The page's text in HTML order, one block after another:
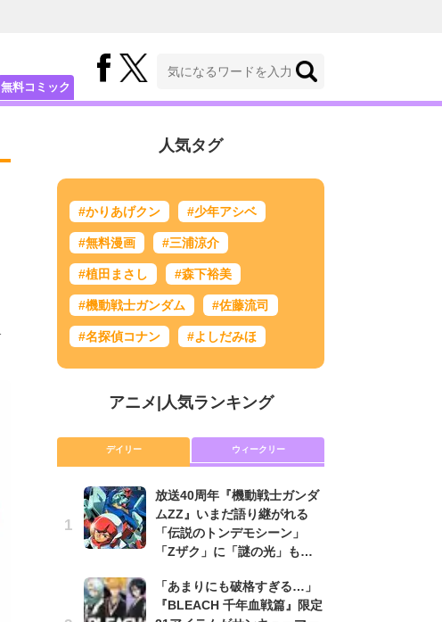
無料コミック
人気タグ
#かりあげクン #少年アシベ
#無料漫画 #三浦涼介
#植田まさし #森下裕美
#機動戦士ガンダム #佐藤流司
#名探偵コナン #よしだみほ
アニメ| 人気ランキング
デイリー ウィークリー
放送40周年『機動戦士ガンダ
ムZZ』いまだ語り継がれる
「伝説のトンデモシーン」
「Zザク」に「謎の光」も…
「あまりにも破格すぎる…」
『BLEACH 千年血戦篇』限定